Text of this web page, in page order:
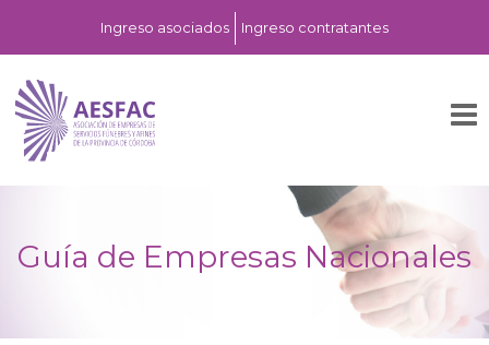
Ingreso asociados Ingreso contratantes
Guía de Empresas Nacionales